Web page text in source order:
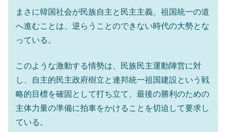
まさに韓国社会が民族自主と民主主義、祖国統一の道
へ進むことは、逆らうことのできない時代の大勢とな
っている。
このような激動する情勢は、民族民主運動陣営に対
し、自主的民主政府樹立と連邦統一祖国建設という戦
略的目標を確固として打ち立て、最後の勝利のための
主体力量の準備に拍車をかけることを切迫して要求し
ている。